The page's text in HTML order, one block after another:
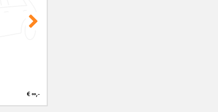
€ ∞,-